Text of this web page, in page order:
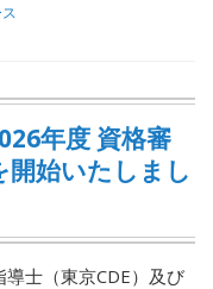
年度 資格審
開始いたしまし
士（東京CDE）及び